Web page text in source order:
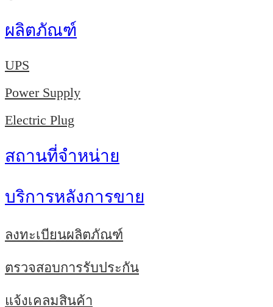
ผลิตภัณฑ์
UPS
Power Supply
Electric Plug
สถานที่จำหน่าย
บริการหลังการขาย
ลงทะเบียนผลิตภัณฑ์
ตรวจสอบการรับประกัน
แจ้งเคลมสินค้า